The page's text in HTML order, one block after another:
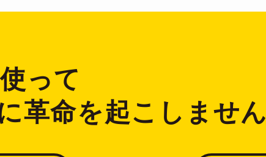
って
革命を起こしませ